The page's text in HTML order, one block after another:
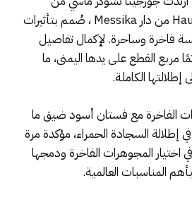
مجموعة Haute Joaillerie من دار Messika ، صُمم بتأثيرات
فاخرة وساحرة. لإكمال تفاصيل
مربع القطع على يدها اليمنى، ما
الكاملة.
الفاخرة مع فستان أسود ضيق ما
إطلالة السجادة الحمراء، مؤكدة مرة
اختيار المجوهرات الفاخرة ودمجها
المناسبات العالمية.